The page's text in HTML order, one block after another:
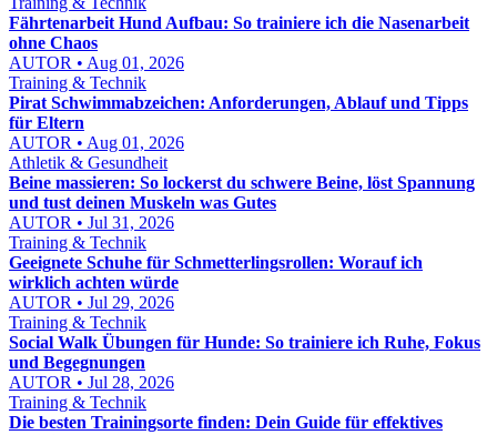
Fährtenarbeit Hund Aufbau: So trainiere ich die Nasenarbeit
ohne Chaos
AUTOR • Aug 01, 2026
Training & Technik
Pirat Schwimmabzeichen: Anforderungen, Ablauf und Tipps
für Eltern
AUTOR • Aug 01, 2026
Athletik & Gesundheit
Beine massieren: So lockerst du schwere Beine, löst Spannung
und tust deinen Muskeln was Gutes
AUTOR • Jul 31, 2026
Training & Technik
Geeignete Schuhe für Schmetterlingsrollen: Worauf ich
wirklich achten würde
AUTOR • Jul 29, 2026
Training & Technik
Social Walk Übungen für Hunde: So trainiere ich Ruhe, Fokus
und Begegnungen
AUTOR • Jul 28, 2026
Training & Technik
Die besten Trainingsorte finden: Dein Guide für effektives